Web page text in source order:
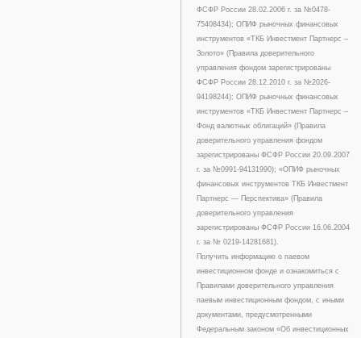
ФСФР России 28.02.2006 г. за №0478-
75408434); ОПИФ рыночных финансовых
инструментов «ТКБ Инвестмент Партнерс –
Золото» (Правила доверительного
управления фондом зарегистрированы
ФСФР России 28.12.2010 г. за №2026-
94198244); ОПИФ рыночных финансовых
инструментов «ТКБ Инвестмент Партнерс –
Фонд валютных облигаций» (Правила
доверительного управления фондом
зарегистрированы ФСФР России 20.09.2007
г. за №0991-94131990); «ОПИФ рыночных
финансовых инструментов ТКБ Инвестмент
Партнерс — Перспектива» (Правила
доверительного управления
зарегистрированы ФСФР России 16.06.2004
г. за № 0219-14281681).
Получить информацию о паевом
инвестиционном фонде и ознакомиться с
Правилами доверительного управления
паевым инвестиционным фондом, с иными
документами, предусмотренными
Федеральным законом «Об инвестиционных